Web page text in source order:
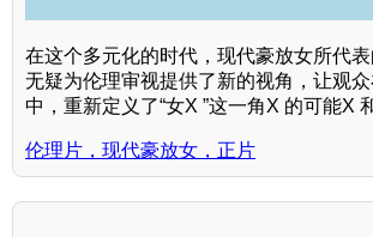
在这个多元化的时代，现代豪放女所代表
无疑为伦理审视提供了新的视角，让观
中，重新定义了“女X ”这一角X 的可能X
伦理片，现代豪放女，正片